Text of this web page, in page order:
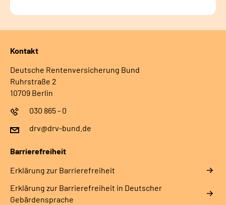
Kontakt
Deutsche Rentenversicherung Bund
Ruhrstraße 2
10709 Berlin
030 865 - 0
drv@drv-bund.de
Barrierefreiheit
Erklärung zur Barrierefreiheit
Erklärung zur Barrierefreiheit in Deutscher
Gebärdensprache